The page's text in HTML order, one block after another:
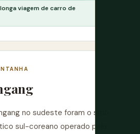
viagem de carro de
no sudeste foram o sítio
sul-coreano operado pela